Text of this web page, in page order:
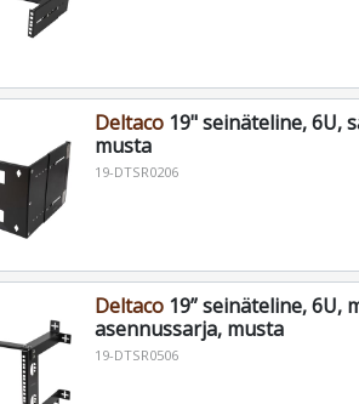
Deltaco19" seinäteline, 6U,
musta
19-DTSR0206
Deltaco19” seinäteline, 6U,
asennussarja, musta
19-DTSR0506